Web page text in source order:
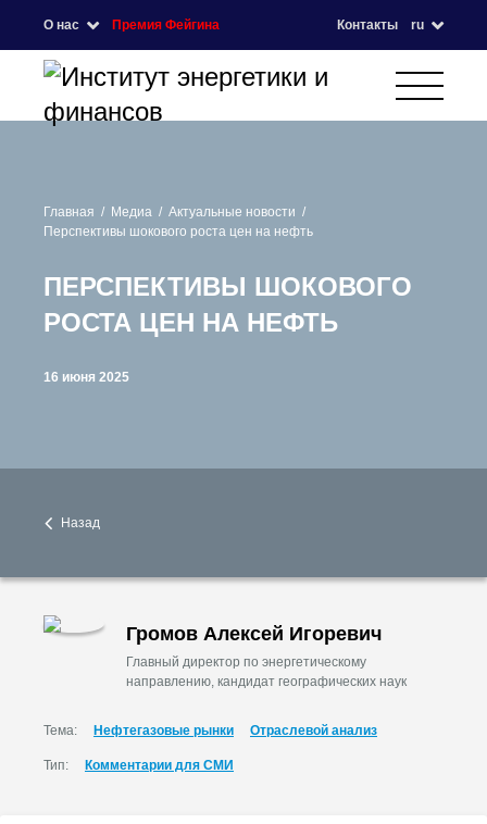
О нас Премия Фейгина Контакты ru
Главная Медиа
Актуальные новости
Перспективы шокового роста цен на нефть
ПЕРСПЕКТИВЫ ШОКОВОГО
РОСТА ЦЕН НА НЕФТЬ
16 июня 2025
Назад
Громов Алексей Игоревич
Главный директор по энергетическому
направлению, кандидат географических наук
Тема: Нефтегазовые рынки Отраслевой анализ
Тип: Комментарии для СМИ